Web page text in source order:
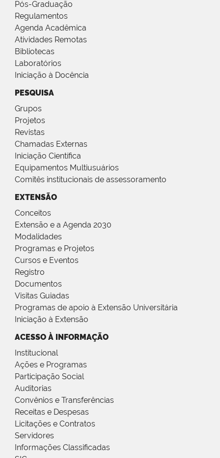
Pós-Graduação
Regulamentos
Agenda Acadêmica
Atividades Remotas
Bibliotecas
Laboratórios
Iniciação à Docência
PESQUISA
Grupos
Projetos
Revistas
Chamadas Externas
Iniciação Científica
Equipamentos Multiusuários
Comitês institucionais de assessoramento
EXTENSÃO
Conceitos
Extensão e a Agenda 2030
Modalidades
Programas e Projetos
Cursos e Eventos
Registro
Documentos
Visitas Guiadas
Programas de apoio à Extensão Universitária
Iniciação à Extensão
ACESSO À INFORMAÇÃO
Institucional
Ações e Programas
Participação Social
Auditorias
Convênios e Transferências
Receitas e Despesas
Licitações e Contratos
Servidores
Informações Classificadas